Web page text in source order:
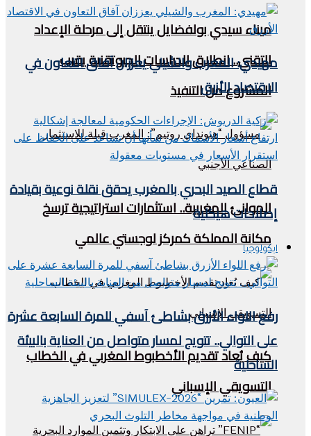
ميناء سيدي بولفضايل ينتقل إلى مرحلة الإعداد
التقني.. انطلاق الدراسات الجيوتقنية يقرب
المشروع من التنفيذ
الموانئ المغربية.. استثمارات استراتيجية ترسخ
مكانة المملكة كمركز لوجستي عالمي
كيف يُعاد تقديم الأخطبوط المغربي في الخطاب
التسويقي الإسباني
مهيدي: المغرب والشيلي يعززان آفاق التعاون في
الاقتصاد الأزرق
قطاع الصيد البحري بالمغرب يحقق نقلة نوعية بقيادة
إصلاحات هيكلية
ايكولوجيا
رفع اللواء الأزرق بشاطئ آسفي للمرة السابعة عشرة
على التوالي.. تتويج لمسار متواصل من العناية بالبيئة
الساحلية